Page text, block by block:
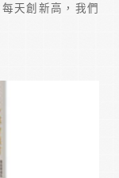
天創新高，我們